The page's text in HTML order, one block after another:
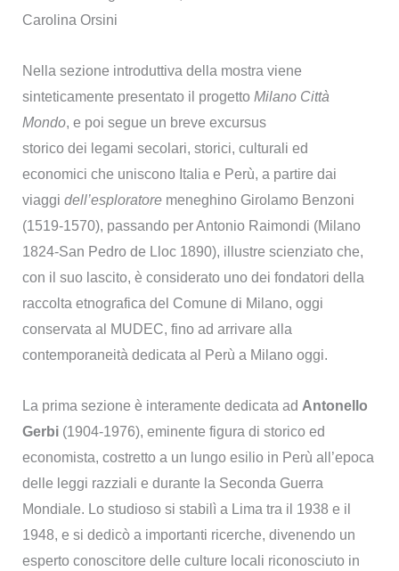
Carolina Orsini
Nella sezione introduttiva della mostra viene
sinteticamente presentato il progetto Milano Città
Mondo, e poi segue un breve excursus
storico dei legami secolari, storici, culturali ed
economici che uniscono Italia e Perù, a partire dai
viaggi dell’esploratoremeneghino Girolamo Benzoni
(1519-1570), passando per Antonio Raimondi (Milano
1824-San Pedro de Lloc 1890), illustre scienziato che,
con il suo lascito, è considerato uno dei fondatori della
raccolta etnografica del Comune di Milano, oggi
conservata al MUDEC, fino ad arrivare alla
contemporaneità dedicata al Perù a Milano oggi.
La prima sezione è interamente dedicata ad Antonello
Gerbi(1904-1976), eminente figura di storico ed
economista, costretto a un lungo esilio in Perù all’epoca
delle leggi razziali e durante la Seconda Guerra
Mondiale. Lo studioso si stabilì a Lima tra il 1938 e il
1948, e si dedicò a importanti ricerche, divenendo un
esperto conoscitore delle culture locali riconosciuto in